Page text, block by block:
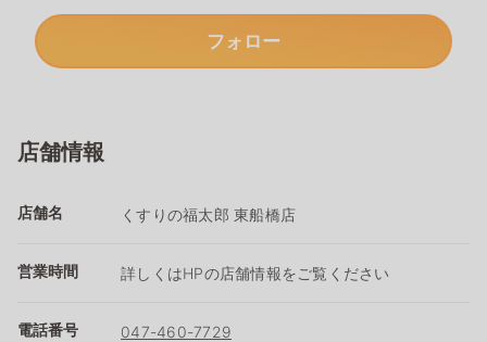
フォロー
店舗情報
店舗名 くすりの福太郎 東船橋店
営業時間 詳しくはHPの店舗情報をご覧ください
電話番号 047-460-7729